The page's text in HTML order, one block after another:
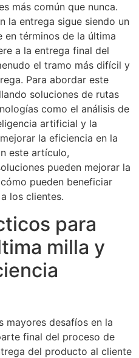
más común que nunca.
la entrega sigue siendo un
en términos de la última
a la entrega final del
el tramo más difícil y
Para abordar este
soluciones de rutas
como el análisis de
artificial y la
la eficiencia en la
este artículo,
pueden mejorar la
pueden beneficiar
los clientes.
para
milla y
mayores desafíos en la
final del proceso de
del producto al cliente